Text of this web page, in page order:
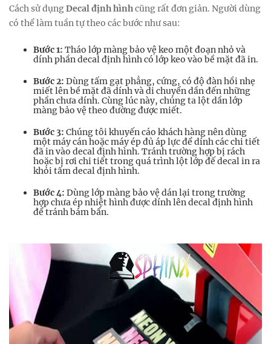
Cách sử dụngDecal định hìnhcũng rất đơn giản. Người dùng
có thể làm tuần tự theo các bước như sau:
Bước 1: Tháo lớp màng bảo vệ keo một đoạn nhỏ và
dính phần decal định hình có lớp keo vào bề mặt đã in.
Bước 2: Dùng tấm gạt phẳng, cứng, có độ đàn hồi nhẹ
miết lên bề mặt đã dính và di chuyển dần đến những
phần chưa dính. Cùng lúc này, chúng ta lột dần lớp
màng bảo vệ theo đường được miết.
Bước 3: Chúng tôi khuyến cáo khách hàng nên dùng
một máy cán hoặc máy ép đủ áp lực để dính các chi tiết
đã in vào decal định hình. Tránh trường hợp bị rách
hoặc bị rơi chi tiết trong quá trình lột lớp đế decal in ra
khỏi tấm decal định hình.
Bước 4: Dùng lớp màng bảo vệ dán lại trong trường
hợp chưa ép nhiệt hình được dính lên decal định hình
để tránh bám bẩn.